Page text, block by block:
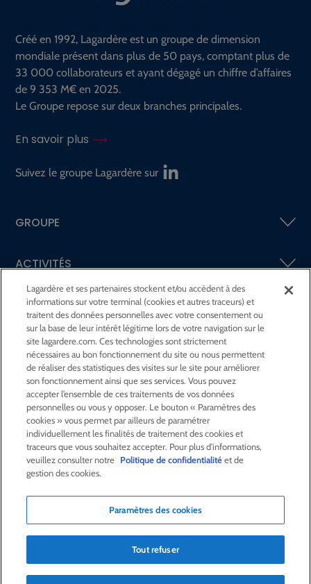
Créé en 1992, Lagardère est un groupe de dimension
mondiale présent dans plus de 50 pays, comptant plus de
33 000 collaborateurs et ayant dégagé un chiffre d’affaires
de 9 353 M€ en 2025.
Le Groupe repose sur deux branches principales.
En savoir plus
Suivez le groupe Lagardère sur
GROUPE
ACTIVITÉS
ACTIONNAIRES &INVESTISSEURS
LA RSECHEZ LAGARDÈRE
LA FONDATIONJEAN‑LUC LAGARDÈRE
CENTRE PRESSE
NOUS REJOINDRE
Alerte e-mail
Commande de publication
Plan du site
Nous contacter
Mentions légales
Politique de confidentialité
Déclaration d’accessibilité
Lagardère et ses partenaires stockent et/ou accèdent à des
informations sur votre terminal (cookies et autres traceurs) et
traitent des données personnelles avec votre consentement ou
sur la base de leur intérêt légitime lors de votre navigation sur le
site lagardere.com. Ces technologies sont strictement
nécessaires au bon fonctionnement du site ou nous permettent
de réaliser des statistiques des visites sur le site pour améliorer
son fonctionnement ainsi que ses services. Vous pouvez
accepter l’ensemble de ces traitements de vos données
personnelles ou vous y opposer. Le bouton « Paramètres des
cookies » vous permet par ailleurs de paramétrer
individuellement les finalités de traitement des cookies et
traceurs que vous souhaitez accepter. Pour plus d'informations,
veuillez consulter notre Politique de confidentialitéet de
gestion des cookies.
Paramètres des cookies
Tout refuser